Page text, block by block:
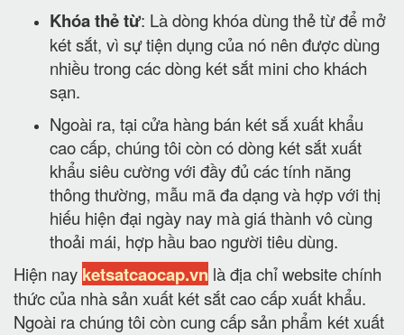
Khóa thẻ từ: Là dòng khóa dùng thẻ từ để mở
két sắt, vì sự tiện dụng của nó nên được dùng
nhiều trong các dòng két sắt mini cho khách
sạn.
Ngoài ra, tại cửa hàng bán két sắ xuất khẩu
cao cấp, chúng tôi còn có dòng két sắt xuất
khẩu siêu cường với đầy đủ các tính năng
thông thường, mẫu mã đa dạng và hợp với thị
hiếu hiện đại ngày nay mà giá thành vô cùng
thoải mái, hợp hầu bao người tiêu dùng.
Hiện nay ketsatcaocap.vn là địa chỉ website chính
thức của nhà sản xuất két sắt cao cấp xuất khẩu.
Ngoài ra chúng tôi còn cung cấp sản phẩm két xuất